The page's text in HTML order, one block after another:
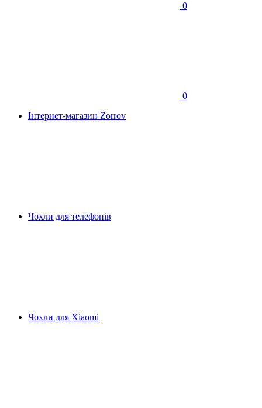
0
0
Інтернет-магазин Zorrov
Чохли для телефонів
Чохли для Xiaomi